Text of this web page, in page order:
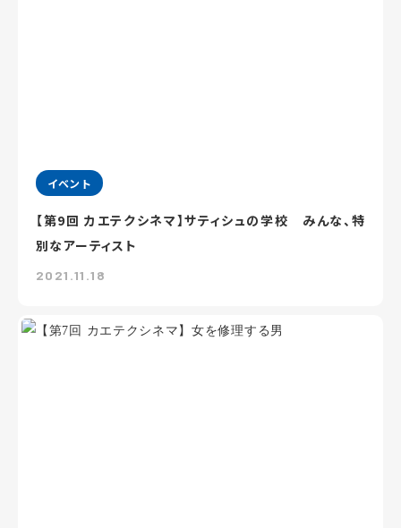
イベント
【第9回 カエテクシネマ】サティシュの学校 みんな、特
別なアーティスト
2021.11.18